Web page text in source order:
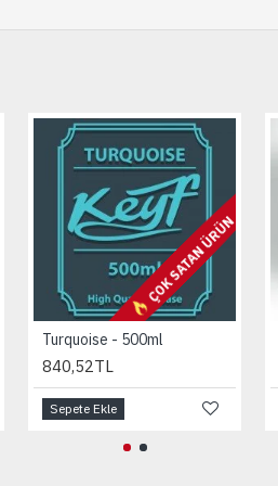
ÇOK SATAN ÜRÜN
Turquoise - 500ml
840,52TL
Sepete Ekle